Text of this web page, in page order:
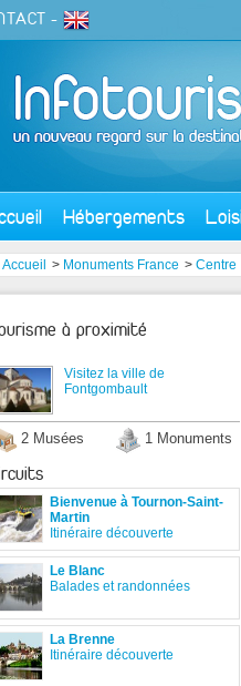
-
Hébergements
Accueil > Monuments France > Centre
à proximité
Visitez la ville de
Fontgombault
2 Musées 1 Monuments
Bienvenue à Tournon-Saint-
Martin
Itinéraire découverte
Le Blanc
Balades et randonnées
La Brenne
Itinéraire découverte